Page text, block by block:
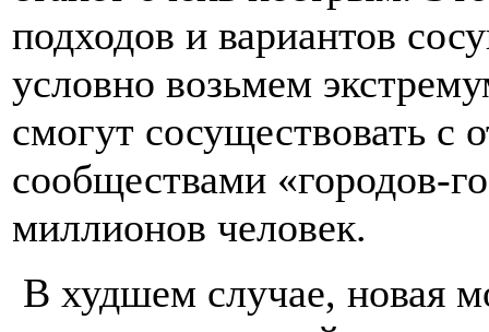
подходов и вариантов
условно возьмем
смогут сосуществовать
сообществами «городов-
миллионов человек.
В худшем случае, новая